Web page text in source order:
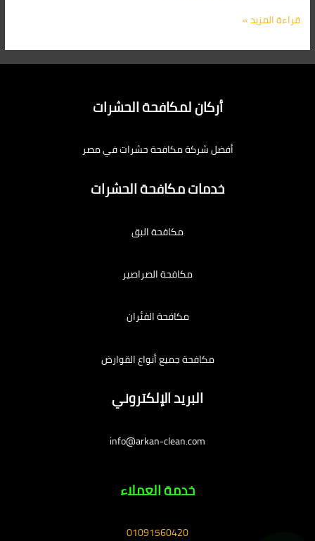
قراءة المزيد »
أركان لمكافحة الحشرات
أفضل شركة مكافحة حشرات في مصر
خدمات مكافحة الحشرات
مكافحة البق
مكافحة الصراصير
مكافحة الفئران
مكافحة جميع أنواع القوارض
البريد الإلكتروني
info@arkan-clean.com
خدمة العملاء
01091560420